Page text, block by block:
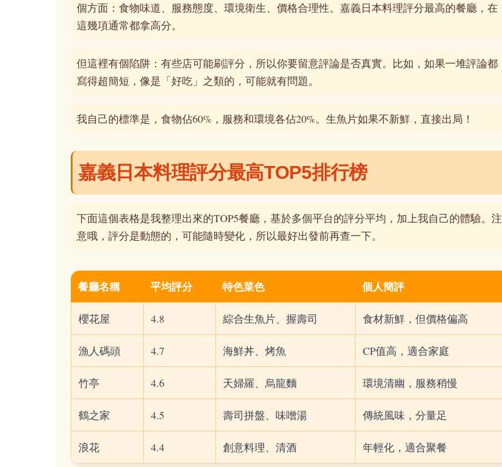
個方面：食物味道、服務態度、環境衛生、價格合理性。嘉義日本料理評分最高的餐廳，在
這幾項通常都拿高分。
但這裡有個陷阱：有些店可能刷評分，所以你要留意評論是否真實。比如，如果一堆評論都
寫得超簡短，像是「好吃」之類的，可能就有問題。
我自己的標準是，食物佔60%，服務和環境各佔20%。生魚片如果不新鮮，直接出局！
嘉義日本料理評分最高TOP5排行榜
下面這個表格是我整理出來的TOP5餐廳，基於多個平台的評分平均，加上我自己的體驗。注
意哦，評分是動態的，可能隨時變化，所以最好出發前再查一下。
餐廳名稱 平均評分 特色菜色 個人簡評
櫻花屋 4.8 綜合生魚片、握壽司 食材新鮮，但價格偏高
漁人碼頭 4.7 海鮮丼、烤魚 CP值高，適合家庭
竹亭 4.6 天婦羅、烏龍麵 環境清幽，服務稍慢
鶴之家 4.5 壽司拼盤、味噌湯 傳統風味，分量足
浪花 4.4 創意料理、清酒 年輕化，適合聚餐